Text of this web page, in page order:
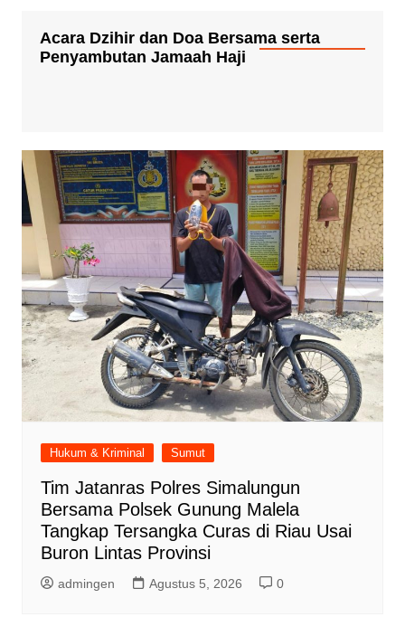
Acara Dzihir dan Doa Bersama serta
Penyambutan Jamaah Haji
Hukum & Kriminal Sumut
Tim Jatanras Polres Simalungun
Bersama Polsek Gunung Malela
Tangkap Tersangka Curas di Riau Usai
Buron Lintas Provinsi
admingen Agustus 5, 2026 0